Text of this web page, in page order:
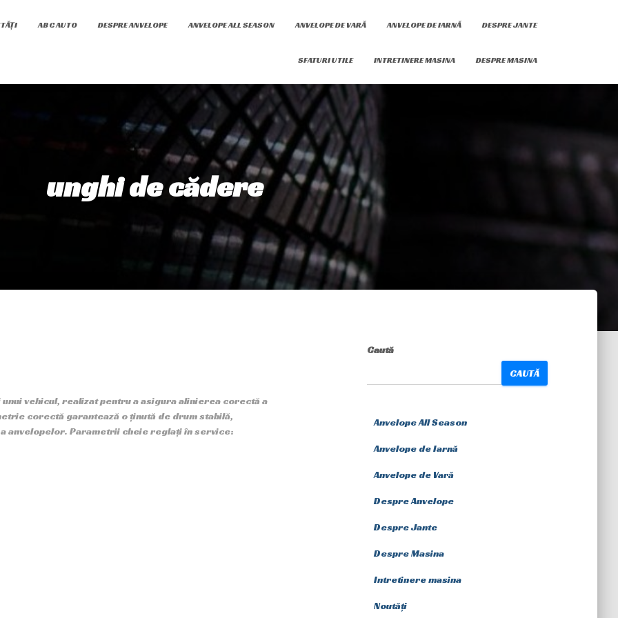
ABC AUTO DESPRE ANVELOPE ANVELOPE ALL SEASON ANVELOPE DE VARĂ ANVELOPE DE IARNĂ DESPRE JANTE
SFATURI UTILE INTRETINERE MASINA DESPRE MASINA
unghi de cădere
vehicul, realizat pentru a asigura alinierea corectă a
corectă garantează o ținută de drum stabilă,
anvelopelor. Parametrii cheie reglați în service:
Caută
CAUTĂ
Anvelope All Season
Anvelope de Iarnă
Anvelope de Vară
Despre Anvelope
Despre Jante
Despre Masina
Intretinere masina
Noutăți